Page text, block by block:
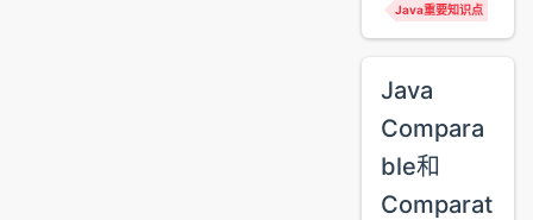
Java重要知识点
Java
Compara
ble和
Comparat